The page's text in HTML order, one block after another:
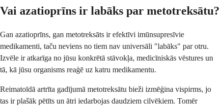
Vai azatioprīns ir labāks par metotreksātu?
Gan azatioprīns, gan metotreksāts ir efektīvi imūnsupresīvie
medikamenti, taču neviens no tiem nav universāli "labāks" par otru.
Izvēle ir atkarīga no jūsu konkrētā stāvokļa, medicīniskās vēstures un
tā, kā jūsu organisms reaģē uz katru medikamentu.
Reimatoīdā artrīta gadījumā metotreksātu bieži izmēģina vispirms, jo
tas ir plašāk pētīts un ātri iedarbojas daudziem cilvēkiem. Tomēr